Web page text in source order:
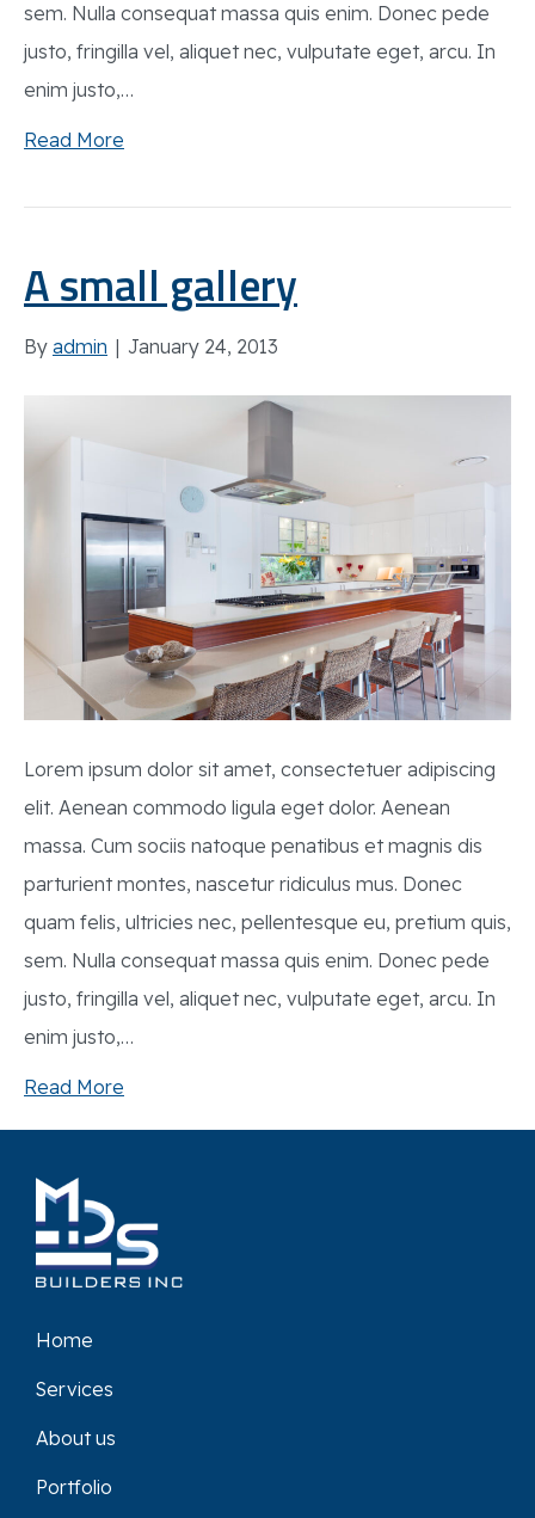
sem. Nulla consequat massa quis enim. Donec pede
justo, fringilla vel, aliquet nec, vulputate eget, arcu. In
enim justo,…
Read More
A small gallery
By admin | January 24, 2013
Lorem ipsum dolor sit amet, consectetuer adipiscing
elit. Aenean commodo ligula eget dolor. Aenean
massa. Cum sociis natoque penatibus et magnis dis
parturient montes, nascetur ridiculus mus. Donec
quam felis, ultricies nec, pellentesque eu, pretium quis,
sem. Nulla consequat massa quis enim. Donec pede
justo, fringilla vel, aliquet nec, vulputate eget, arcu. In
enim justo,…
Read More
Home
Services
About us
Portfolio